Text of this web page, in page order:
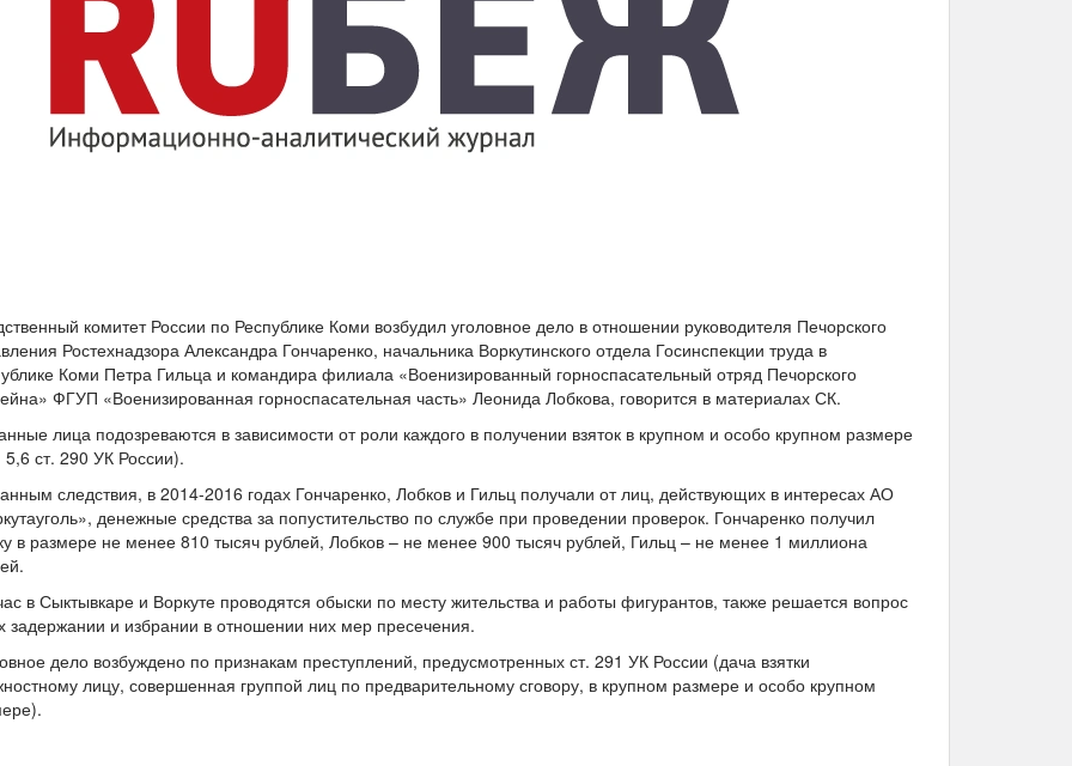
комитет России по Республике Коми возбудил уголовное дело в отношении руководителя Печорского
Ростехнадзора Александра Гончаренко, начальника Воркутинского отдела Госинспекции труда в
Коми Петра Гильца и командира филиала «Военизированный горноспасательный отряд Печорского
ФГУП «Военизированная горноспасательная часть» Леонида Лобкова, говорится в материалах СК.
лица подозреваются в зависимости от роли каждого в получении взяток в крупном и особо крупном размере
5,6 ст. 290 УК России).
следствия, в 2014-2016 годах Гончаренко, Лобков и Гильц получали от лиц, действующих в интересах АО
денежные средства за попустительство по службе при проведении проверок. Гончаренко получил
в размере не менее 810 тысяч рублей, Лобков – не менее 900 тысяч рублей, Гильц – не менее 1 миллиона
в Сыктывкаре и Воркуте проводятся обыски по месту жительства и работы фигурантов, также решается вопрос
задержании и избрании в отношении них мер пресечения.
дело возбуждено по признакам преступлений, предусмотренных ст. 291 УК России (дача взятки
лицу, совершенная группой лиц по предварительному сговору, в крупном размере и особо крупном